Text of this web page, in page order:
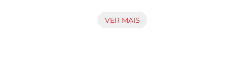
receitas que vão agradar toda a família. Seja em
VER MAIS